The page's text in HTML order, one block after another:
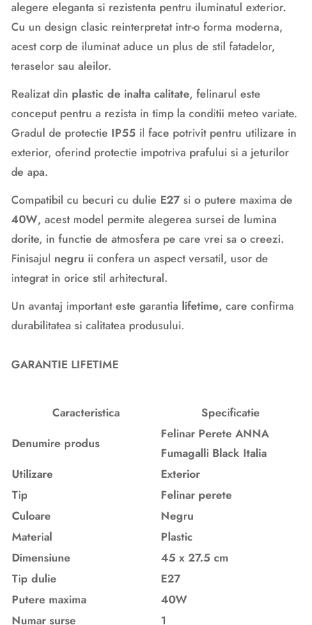
alegere eleganta si rezistenta pentru iluminatul exterior.
Cu un design clasic reinterpretat intr-o forma moderna,
acest corp de iluminat aduce un plus de stil fatadelor,
teraselor sau aleilor.
Realizat din plastic de inalta calitate, felinarul este
conceput pentru a rezista in timp la conditii meteo variate.
Gradul de protectie IP55 il face potrivit pentru utilizare in
exterior, oferind protectie impotriva prafului si a jeturilor
de apa.
Compatibil cu becuri cu dulie E27 si o putere maxima de
40W, acest model permite alegerea sursei de lumina
dorite, in functie de atmosfera pe care vrei sa o creezi.
Finisajul negru ii confera un aspect versatil, usor de
integrat in orice stil arhitectural.
Un avantaj important este garantia lifetime, care confirma
durabilitatea si calitatea produsului.
GARANTIE LIFETIME
Caracteristica
Specificatie
Denumire produs
Felinar Perete ANNA
Fumagalli Black Italia
Utilizare
Exterior
Tip
Felinar perete
Culoare
Negru
Material
Plastic
Dimensiune
45 x 27.5 cm
Tip dulie
E27
Putere maxima
40W
Numar surse
1